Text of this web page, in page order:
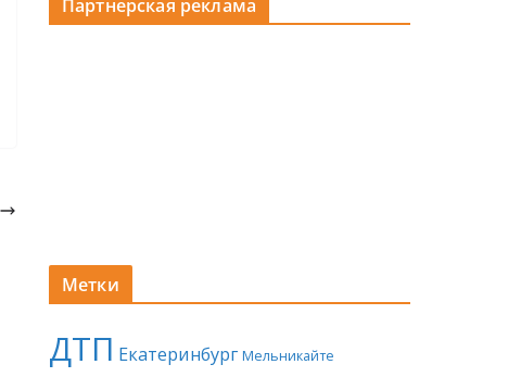
Партнерская реклама
Метки
ДТП Екатеринбург Мельникайте